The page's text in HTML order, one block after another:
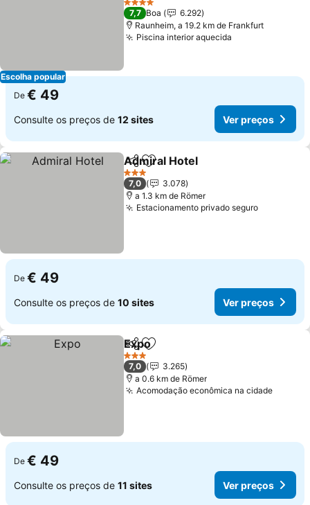
Escolha popular
Ver preços
4 Estrelas
7,7 Boa
6.292
Raunheim, a 19.2 km de Frankfurt
Piscina interior aquecida
De € 49
Consulte os preços de 12 sites Ver preços
PartilharAdicionar aos favoritos
Admiral Hotel
3 Estrelas
7,0
3.078
a 1.3 km de Römer
Estacionamento privado seguroVer
De € 49
Consulte os preços de 10 sites Ver preços
PartilharAdicionar aos favoritos
Expo
3 Estrelas
7,0
3.265
a 0.6 km de Römer
Acomodação econômica na cidadeVer
De € 49
Consulte os preços de 11 sites Ver preços